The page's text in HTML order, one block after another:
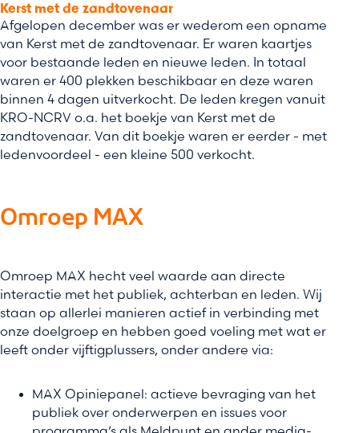
Kerst met de zandtovenaar
Afgelopen december was er wederom een opname
van Kerst met de zandtovenaar. Er waren kaartjes
voor bestaande leden en nieuwe leden. In totaal
waren er 400 plekken beschikbaar en deze waren
binnen 4 dagen uitverkocht. De leden kregen vanuit
KRO-NCRV o.a. het boekje van Kerst met de
zandtovenaar. Van dit boekje waren er eerder - met
ledenvoordeel - een kleine 500 verkocht.
Omroep MAX
Omroep MAX hecht veel waarde aan directe
interactie met het publiek, achterban en leden. Wij
staan op allerlei manieren actief in verbinding met
onze doelgroep en hebben goed voeling met wat er
leeft onder vijftigplussers, onder andere via:
MAX Opiniepanel: actieve bevraging van het
publiek over onderwerpen en issues voor